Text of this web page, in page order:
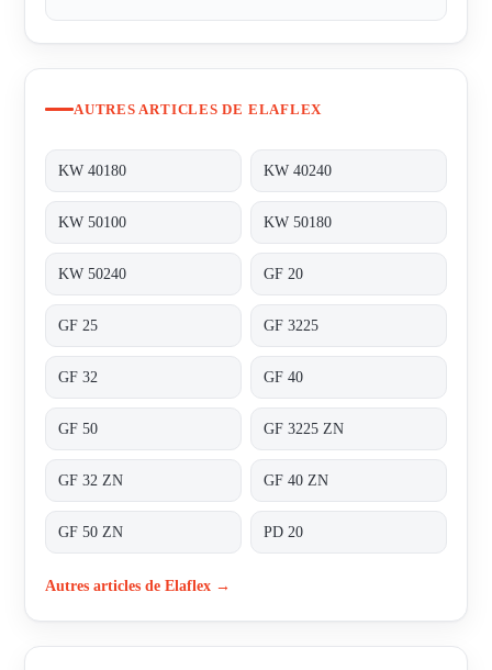
AUTRES ARTICLES DE ELAFLEX
KW 40180 KW 40240
KW 50100 KW 50180
KW 50240 GF 20
GF 25 GF 3225
GF 32 GF 40
GF 50 GF 3225 ZN
GF 32 ZN GF 40 ZN
GF 50 ZN PD 20
Autres articles de Elaflex →